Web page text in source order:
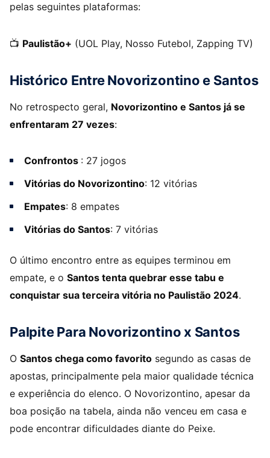
pelas seguintes plataformas:
📺 Paulistão+ (UOL Play, Nosso Futebol, Zapping TV)
Histórico Entre Novorizontino e Santos
No retrospecto geral, Novorizontino e Santos já se
enfrentaram 27 vezes:
Confrontos : 27 jogos
Vitórias do Novorizontino: 12 vitórias
Empates: 8 empates
Vitórias do Santos: 7 vitórias
O último encontro entre as equipes terminou em
empate, e o Santos tenta quebrar esse tabu e
conquistar sua terceira vitória no Paulistão 2024.
Palpite Para Novorizontino x Santos
O Santos chega como favorito segundo as casas de
apostas, principalmente pela maior qualidade técnica
e experiência do elenco. O Novorizontino, apesar da
boa posição na tabela, ainda não venceu em casa e
pode encontrar dificuldades diante do Peixe.